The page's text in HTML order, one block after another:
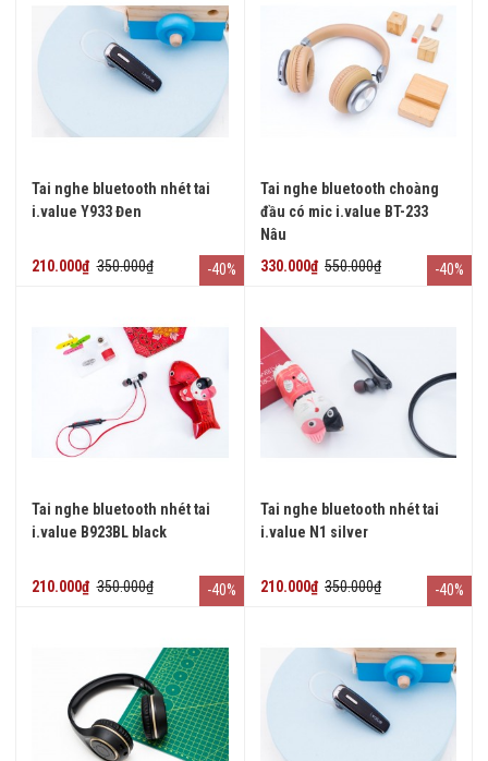
Tai nghe bluetooth nhét tai
i.value Y933 Đen
210.000₫ 350.000₫ -40%
Tai nghe bluetooth choàng
đầu có mic i.value BT-233
Nâu
330.000₫ 550.000₫ -40%
Tai nghe bluetooth nhét tai
i.value B923BL black
210.000₫ 350.000₫ -40%
Tai nghe bluetooth nhét tai
i.value N1 silver
210.000₫ 350.000₫ -40%